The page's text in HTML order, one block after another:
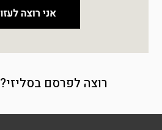
רוצה לפרסם בסליזי?